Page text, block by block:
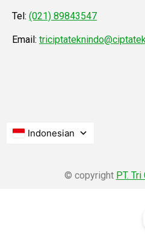
Tel: (021) 89843547
Email:
Indonesian
© copyright PT.